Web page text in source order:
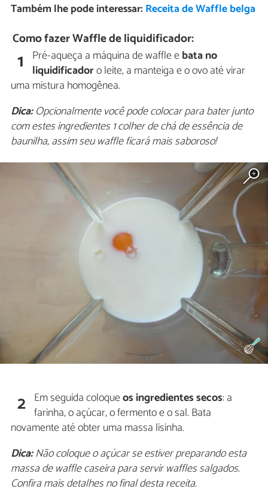
Também lhe pode interessar: Receita de Waffle belga
Como fazer Waffle de liquidificador:
1 Pré-aqueça a máquina de waffle ebata no
liquidificadoro leite, a manteiga e o ovo até virar
uma mistura homogênea.
Dica:Opcionalmente você pode colocar para bater junto
com estes ingredientes 1 colher de chá de essência de
baunilha, assim seu waffle ficará mais saboroso!
2 Em seguida coloqueos ingredientes secos: a
farinha, o açúcar, o fermento e o sal. Bata
novamente até obter uma massa lisinha.
Dica:Não coloque o açúcar se estiver preparando esta
massa de waffle caseira para servir waffles salgados.
Confira mais detalhes no final desta receita.